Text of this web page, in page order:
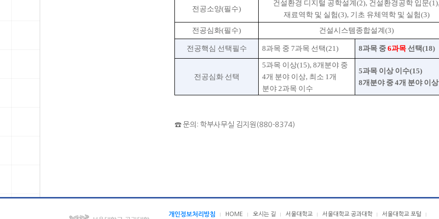
전공소양(필수)
건설환경 디지털 공학설계 (2), 건설환경공학 입문
재료역학 및 실험(3), 기초 유체역학 및 실험(3)
전공심화(필수) 건설시스템종합설계 (3)
전공핵심 선택필수 8과목 중 7과목 선택(21) 8과목 중6과목 선택(18)
전공심화 선택
5과목 이상(15), 8개분야 중
4개 분야 이상, 최소 1 개
분야 2과목 이수
5과목 이상 이수(15)
8개분야 중4개 분야 이상
☎ 문의: 학부사무실 김지원(880-8374)
개인정보처리방침 HOME 오시는 길 서울대학교 서울대학교 공과대학 서울대학교 포털